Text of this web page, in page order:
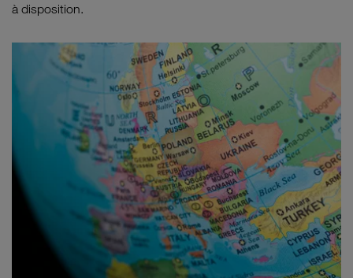
à disposition.